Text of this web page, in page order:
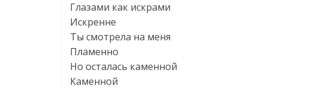
Глазами как искрами
Искренне
Ты смотрела на меня
Пламенно
Но осталась каменной
Каменной